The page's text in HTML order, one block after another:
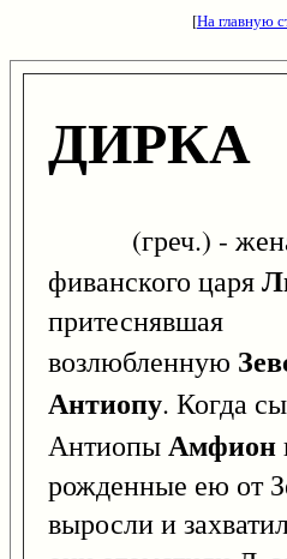
[На главную
ДИРКА
(греч.) -
фиванского царя
притеснявшая
возлюбленную
Антиопу. Когда
АнтиопыАмфион
рожденные ею от
выросли и